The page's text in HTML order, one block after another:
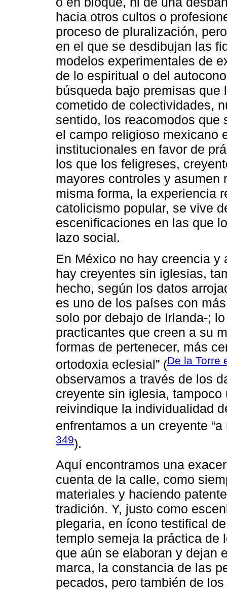
hacia otros cultos o
proceso de pluralización,
en el que se desdibujan las
modelos experimentales de
de lo espiritual o del
búsqueda bajo premisas
cometido de colectividades,
sentido, los reacomodos que
el campo religioso mexicano
institucionales en favor de
los que los feligreses,
mayores controles y asumen
misma forma, la experiencia
catolicismo popular, se vive
escenificaciones en las que
lazo social.
En México no hay creencia
hay creyentes sin iglesias,
hecho, según los datos
es uno de los países con
solo por debajo de Irlanda-;
practicantes que creen a su
formas de pertenecer, más
ortodoxia eclesial” (De la Torre
observamos a través de los
creyente sin iglesia, tampoco
reivindique la individualidad
enfrentamos a un creyente “a
349).
Aquí encontramos una
cuenta de la calle, como
materiales y haciendo
tradición. Y, justo como
plegaria, en ícono testifical
templo semeja la práctica de
que aún se elaboran y dejan
marca, la constancia de las
pecados, pero también de